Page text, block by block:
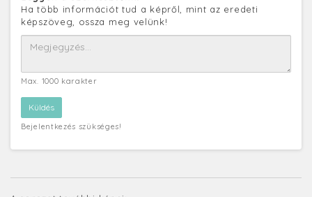
Ha több információt tud a képről, mint az eredeti
képszöveg, ossza meg velünk!
Max. 1000 karakter
Bejelentkezés szükséges!